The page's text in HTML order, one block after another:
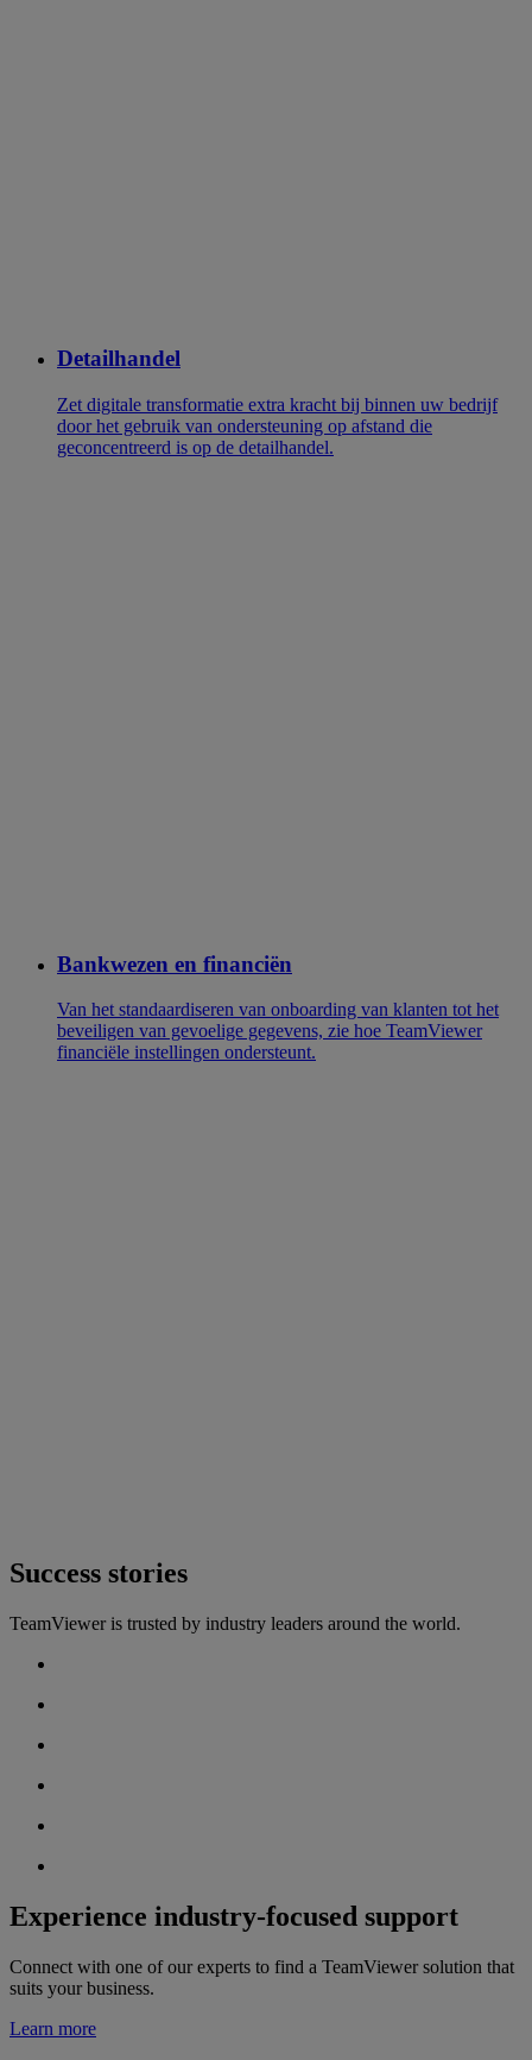
Detailhandel
Zet digitale transformatie extra kracht bij binnen uw bedrijf
door het gebruik van ondersteuning op afstand die
geconcentreerd is op de detailhandel.
Bankwezen en financiën
Van het standaardiseren van onboarding van klanten tot het
beveiligen van gevoelige gegevens, zie hoe TeamViewer
financiële instellingen ondersteunt.
Success stories
TeamViewer is trusted by industry leaders around the world.
Experience industry-focused support
Connect with one of our experts to find a TeamViewer solution that
suits your business.
Learn more